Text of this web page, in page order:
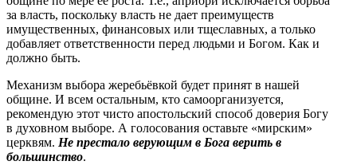
за власть, поскольку власть не дает преимуществ
имущественных, финансовых или тщеславных, а только
добавляет ответственности перед людьми и Богом. Как и
должно быть.
Механизм выбора жеребьёвкой будет принят в нашей
общине. И всем остальным, кто самоорганизуется,
рекомендую этот чисто апостольский способ доверия Богу
в духовном выборе. А голосования оставьте «мирским»
церквям. Не престало верующим в Бога верить в
большинство.